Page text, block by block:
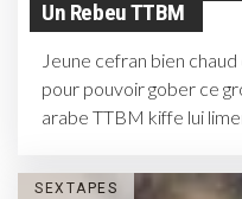
Un Rebeu TTBM
Jeune cefran bien
pour pouvoir gober ce
arabe TTBM kiffe lui
SEXTAPES